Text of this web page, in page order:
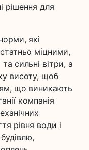
рішення для
які
міцними,
сильні вітри, а
висоту, щоб
що виникають
компанія
рівня води і